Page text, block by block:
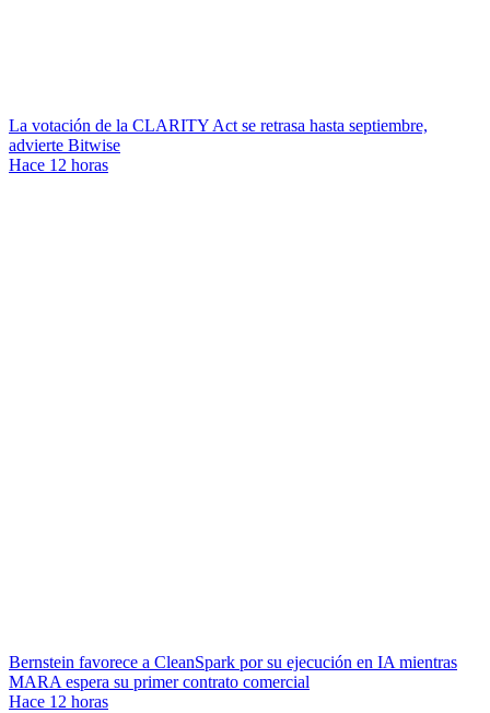
La votación de la CLARITY Act se retrasa hasta septiembre,
advierte Bitwise
Hace 12 horas
Bernstein favorece a CleanSpark por su ejecución en IA mientras
MARA espera su primer contrato comercial
Hace 12 horas